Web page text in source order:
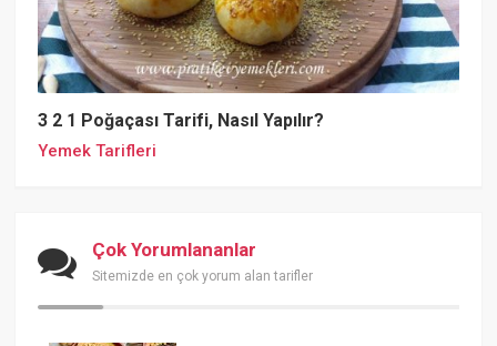
3 2 1 Poğaçası Tarifi, Nasıl Yapılır?
Yemek Tarifleri
Çok Yorumlananlar
Sitemizde en çok yorum alan tarifler